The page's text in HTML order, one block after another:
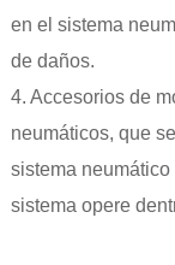
en el sistema
de daños.
4. Accesorios de
neumáticos, que
sistema neumático
sistema opere